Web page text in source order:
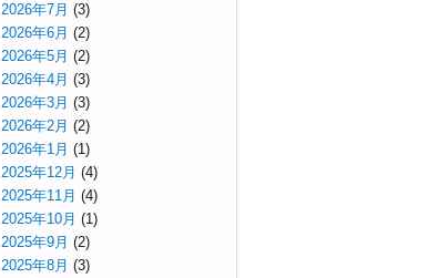
2026年7月 (3)
2026年6月 (2)
2026年5月 (2)
2026年4月 (3)
2026年3月 (3)
2026年2月 (2)
2026年1月 (1)
2025年12月 (4)
2025年11月 (4)
2025年10月 (1)
2025年9月 (2)
2025年8月 (3)